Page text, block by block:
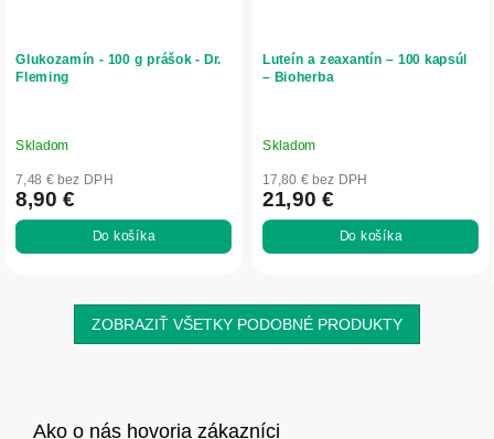
Glukozamín - 100 g prášok - Dr.
Fleming
Skladom
7,48 € bez DPH
8,90 €
Do košíka
Luteín a zeaxantín – 100 kapsúl
– Bioherba
Skladom
17,80 € bez DPH
21,90 €
Do košíka
ZOBRAZIŤ VŠETKY PODOBNÉ PRODUKTY